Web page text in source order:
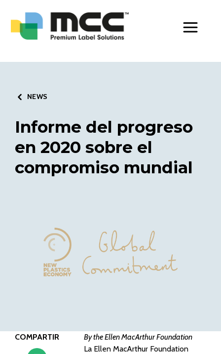
NEWS
Informe del progreso
en 2020 sobre el
compromiso mundial
COMPARTIR
By the Ellen MacArthur Foundation
La Ellen MacArthur Foundation